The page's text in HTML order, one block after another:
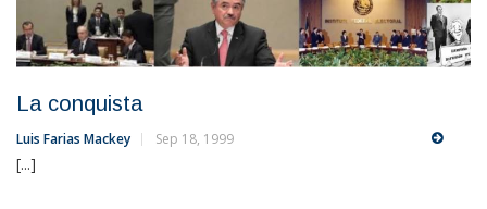
La conquista
Luis Farias Mackey Sep 18, 1999
[...]